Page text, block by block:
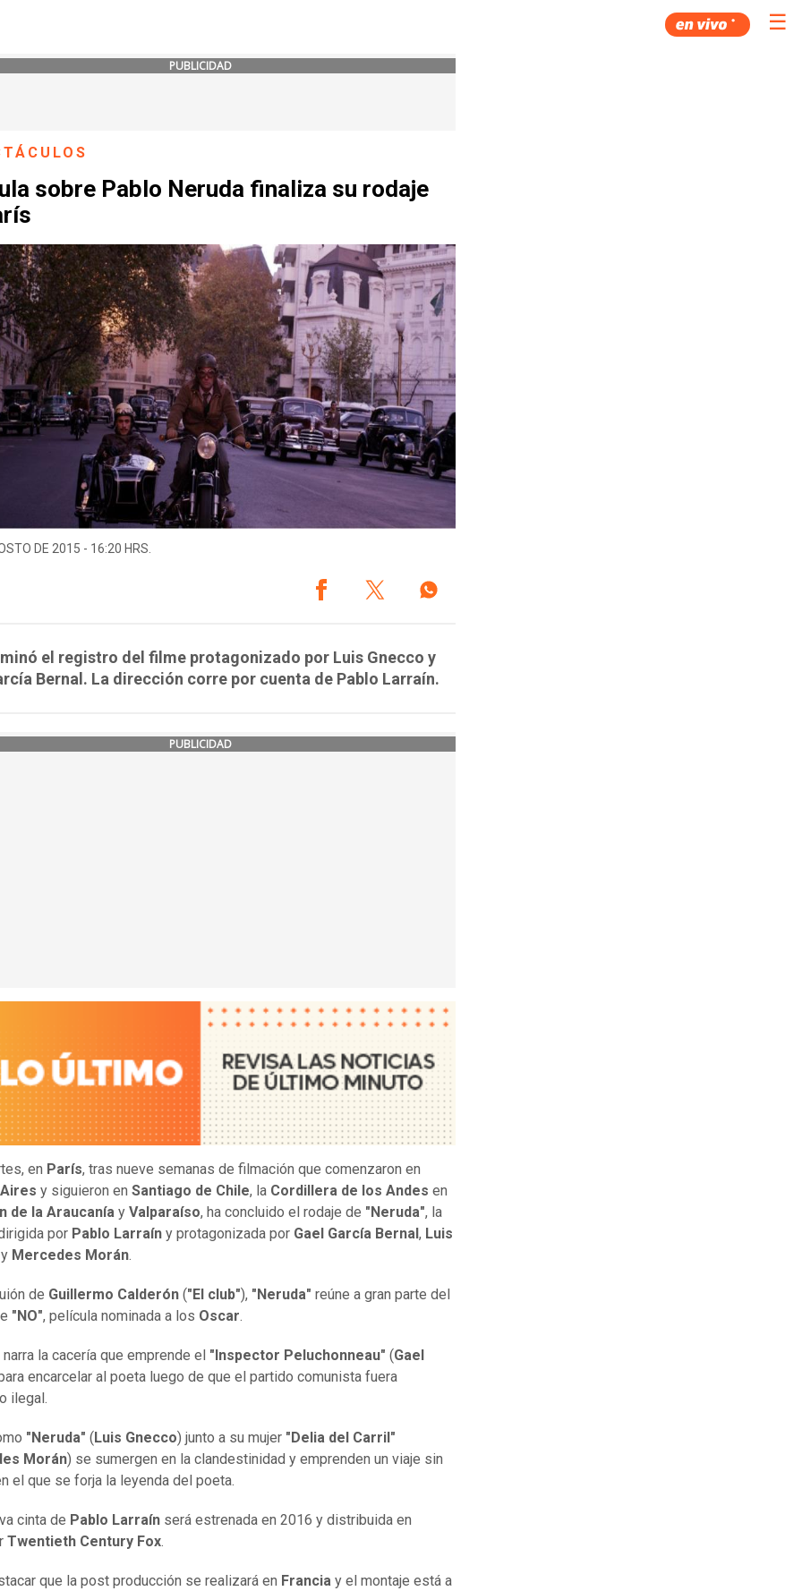
☰
PUBLICIDAD
sobre Pablo Neruda finaliza su rodaje
DE 2015 - 16:20 HRS.
el registro del filme protagonizado por Luis Gnecco y
Bernal. La dirección corre por cuenta de Pablo Larraín.
PUBLICIDAD
en París, tras nueve semanas de filmación que comenzaron en
y siguieron en Santiago de Chile, la Cordillera de los Andes en
de la Araucanía y Valparaíso, ha concluido el rodaje de "Neruda", la
por Pablo Larraín y protagonizada por Gael García Bernal , Luis
y Mercedes Morán.
de Guillermo Calderón ("El club"), "Neruda" reúne a gran parte del
"NO", película nominada a los Oscar.
la cacería que emprende el "Inspector Peluchonneau" (Gael
encarcelar al poeta luego de que el partido comunista fuera
ilegal.
"Neruda" ( Luis Gnecco) junto a su mujer "Delia del Carril"
Morán) se sumergen en la clandestinidad y emprenden un viaje sin
el que se forja la leyenda del poeta.
cinta de Pablo Larraín será estrenada en 2016 y distribuida en
Twentieth Century Fox.
que la post producción se realizará en Francia y el montaje está a